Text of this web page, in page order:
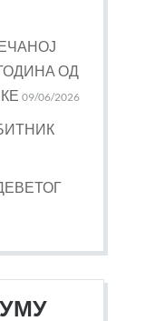
ОД
09/06/2026